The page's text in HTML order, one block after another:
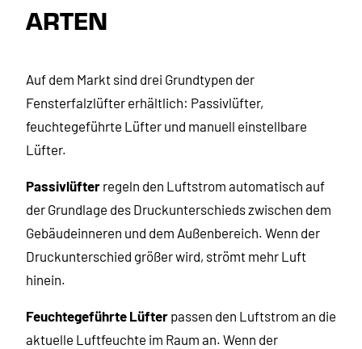
ARTEN
Auf dem Markt sind drei Grundtypen der
Fensterfalzlüfter erhältlich: Passivlüfter,
feuchtegeführte Lüfter und manuell einstellbare
Lüfter.
Passivlüfter regeln den Luftstrom automatisch auf
der Grundlage des Druckunterschieds zwischen dem
Gebäudeinneren und dem Außenbereich. Wenn der
Druckunterschied größer wird, strömt mehr Luft
hinein.
Feuchtegeführte Lüfter passen den Luftstrom an die
aktuelle Luftfeuchte im Raum an. Wenn der